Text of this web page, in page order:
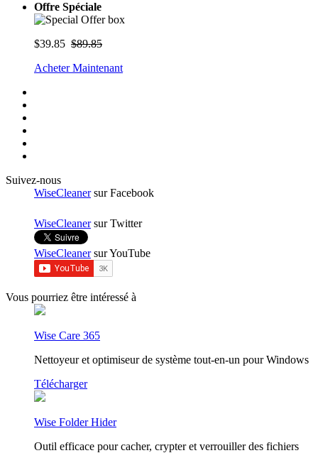
Offre Spéciale
$39.85 $89.85
Acheter Maintenant
Suivez-nous
WiseCleanersur Facebook
WiseCleanersur Twitter
WiseCleanersur YouTube
Vous pourriez être intéressé à
Wise Care 365
Nettoyeur et optimiseur de système tout-en-un pour Windows
Télécharger
Wise Folder Hider
Outil efficace pour cacher, crypter et verrouiller des fichiers